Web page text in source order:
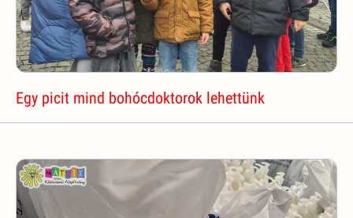
Egy picit mind bohócdoktorok lehettünk